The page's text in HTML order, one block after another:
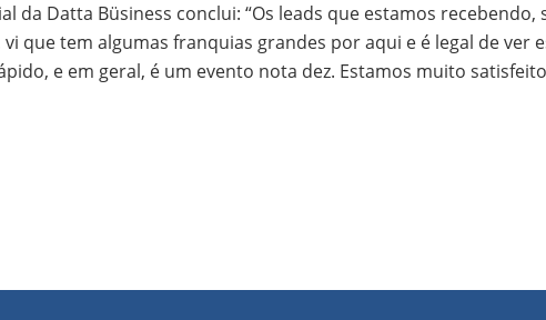
Datta Büsiness conclui: “Os leads que estamos
que tem algumas franquias grandes por aqui e é legal de ver
e em geral, é um evento nota dez. Estamos muito